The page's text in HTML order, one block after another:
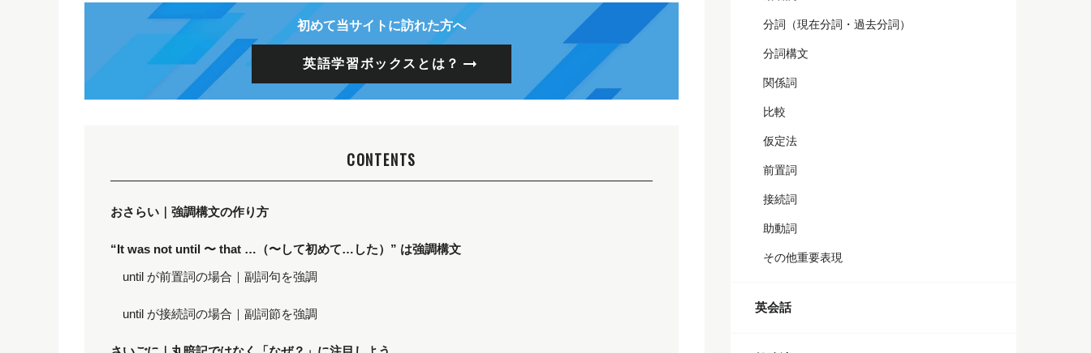
初めて当サイトに訪れた方へ
英語学習ボックスとは？
CONTENTS
おさらい｜強調構文の作り方
“It was not until 〜 that …（〜して初めて…した）” は強調構文
until が前置詞の場合｜副詞句を強調
until が接続詞の場合｜副詞節を強調
分詞（現在分詞・過去分詞）
分詞構文
関係詞
比較
仮定法
前置詞
接続詞
助動詞
その他重要表現
英会話